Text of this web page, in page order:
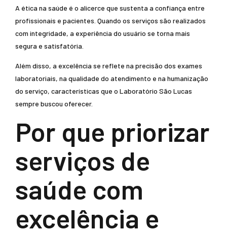
A ética na saúde é o alicerce que sustenta a confiança entre
profissionais e pacientes. Quando os serviços são realizados
com integridade, a experiência do usuário se torna mais
segura e satisfatória.
Além disso, a excelência se reflete na precisão dos exames
laboratoriais, na qualidade do atendimento e na humanização
do serviço, características que o Laboratório São Lucas
sempre buscou oferecer.
Por que priorizar
serviços de
saúde com
excelência e